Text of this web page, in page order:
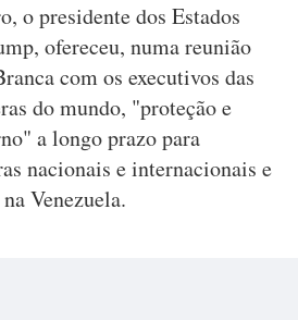
o presidente dos Estados
ofereceu, numa reunião
com os executivos das
do mundo, "proteção e
a longo prazo para
nacionais e internacionais e
Venezuela.